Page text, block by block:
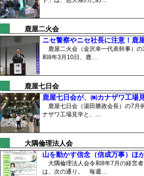
鹿屋二火会
ニセ警察やニセ社長に注意！鹿
鹿屋二火会（金沢幸一代表幹事）
和8年3月10日、鹿…
鹿屋七日会
鹿屋七日会が、㈱カナザワ工場
鹿屋七日会（湯田勝政会長）の7月
ナザワ工場見学と、…
大隅倫理法人会
山を動かす信念（信成万事）ほ
大隅倫理法人会令和8年7月の経営
は、次の通り。 毎週…